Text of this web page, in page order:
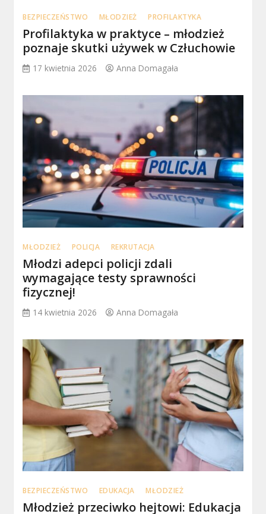
BEZPIECZEŃSTWO MŁODZIEŻ PROFILAKTYKA
Profilaktyka w praktyce – młodzież
poznaje skutki używek w Człuchowie
17 kwietnia 2026 Anna Domagała
MŁODZIEŻ POLICJA REKRUTACJA
Młodzi adepci policji zdali
wymagające testy sprawności
fizycznej!
14 kwietnia 2026 Anna Domagała
BEZPIECZEŃSTWO EDUKACJA MŁODZIEŻ
Młodzież przeciwko hejtowi: Edukacja